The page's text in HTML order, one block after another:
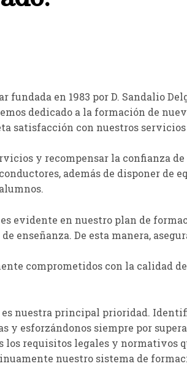
fundada en 1983 por D. Sandalio
dedicado a la formación de
satisfacción con nuestros
y recompensar la confianza
además de disponer
evidente en nuestro plan de
enseñanza. De esta manera,
comprometidos con la calidad
nuestra principal prioridad.
y esforzándonos siempre por
los requisitos legales y normativos
nuestro sistema de